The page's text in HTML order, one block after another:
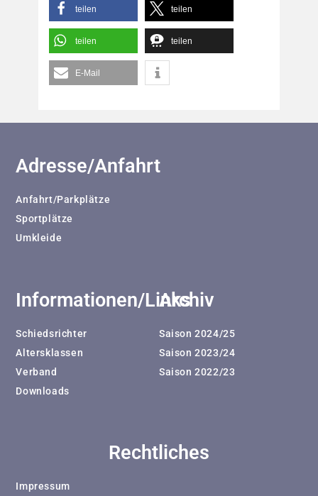
teilen teilen
teilen teilen
E-Mail
Adresse/Anfahrt
Anfahrt/Parkplätze
Sportplätze
Umkleide
Informationen/Links
Schiedsrichter
Altersklassen
Verband
Downloads
Archiv
Saison 2024/25
Saison 2023/24
Saison 2022/23
Rechtliches
Impressum